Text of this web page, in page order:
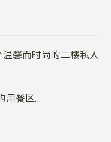
馨而时尚的二楼私人
用餐区
克市场仅几步之遥